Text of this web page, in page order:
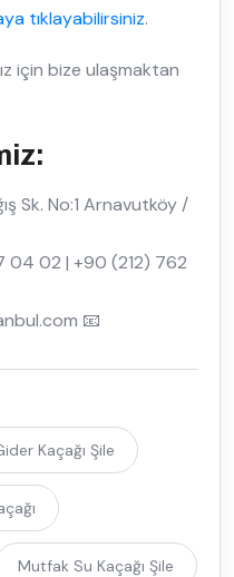
tıklayabilirsiniz.
için bize ulaşmaktan
Sk. No:1 Arnavutköy /
02 | +90 (212) 762
📧
Kaçağı Şile
Mutfak Su Kaçağı Şile